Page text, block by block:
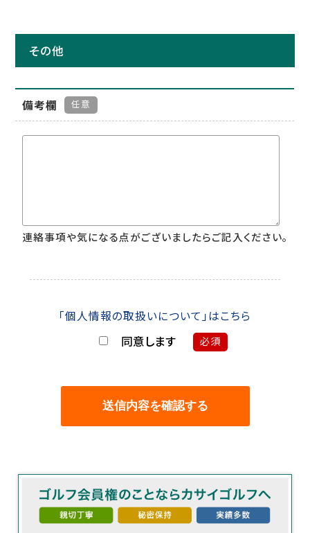
その他
備考欄 任意
連絡事項や気になる点がございましたらご記入ください。
「個人情報の取扱いについて」はこちら
同意します 必須